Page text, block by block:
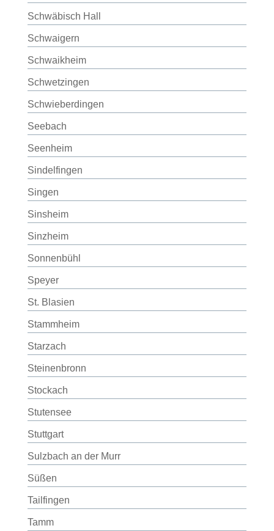
Schwäbisch Hall
Schwaigern
Schwaikheim
Schwetzingen
Schwieberdingen
Seebach
Seenheim
Sindelfingen
Singen
Sinsheim
Sinzheim
Sonnenbühl
Speyer
St. Blasien
Stammheim
Starzach
Steinenbronn
Stockach
Stutensee
Stuttgart
Sulzbach an der Murr
Süßen
Tailfingen
Tamm